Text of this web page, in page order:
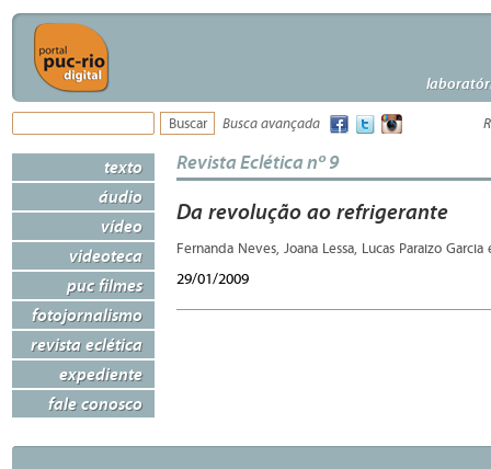
Busca avançada
texto
áudio
vídeo
videoteca
puc filmes
fotojornalismo
revista eclética
expediente
fale conosco
Revista Eclética nº 9
Da revolução ao refrigerante
Fernanda Neves, Joana Lessa, Lucas Paraizo
29/01/2009